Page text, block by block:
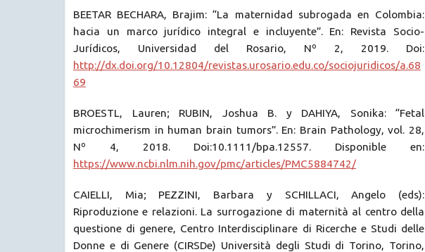
BEETAR BECHARA, Brajim: “La maternidad subrogada en Colombia:
hacia un marco jurídico integral e incluyente”. En: Revista Socio-
Jurídicos, Universidad del Rosario, Nº 2, 2019. Doi:
http://dx.doi.org/10.12804/revistas.urosario.edu.co/sociojuridicos/a.68
69
BROESTL, Lauren; RUBIN, Joshua B. y DAHIYA, Sonika: “Fetal
microchimerism in human brain tumors”. En: Brain Pathology, vol. 28,
Nº 4, 2018. Doi:10.1111/bpa.12557. Disponible en:
https://www.ncbi.nlm.nih.gov/pmc/articles/PMC5884742/
CAIELLI, Mia; PEZZINI, Barbara y SCHILLACI, Angelo (eds):
Riproduzione e relazioni. La surrogazione di maternità al centro della
questione di genere, Centro Interdisciplinare di Ricerche e Studi delle
Donne e di Genere (CIRSDe) Università degli Studi di Torino, Torino,